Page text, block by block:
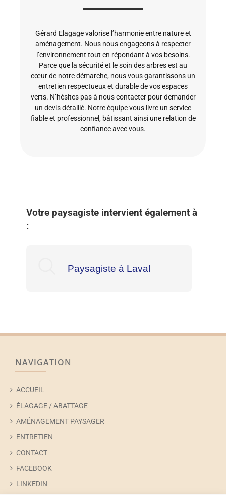
Gérard Elagage valorise l’harmonie entre nature et
aménagement. Nous nous engageons à respecter
l’environnement tout en répondant à vos besoins.
Parce que la sécurité et le soin des arbres est au
cœur de notre démarche, nous vous garantissons un
entretien respectueux et durable de vos espaces
verts. N’hésites pas à nous contacter pour demander
un devis détaillé. Notre équipe vous livre un service
fiable et professionnel, bâtissant ainsi une relation de
confiance avec vous.
Votre paysagiste intervient également à
:
Paysagiste à Laval
NAVIGATION
ACCUEIL
ÉLAGAGE / ABATTAGE
AMÉNAGEMENT PAYSAGER
ENTRETIEN
CONTACT
FACEBOOK
LINKEDIN